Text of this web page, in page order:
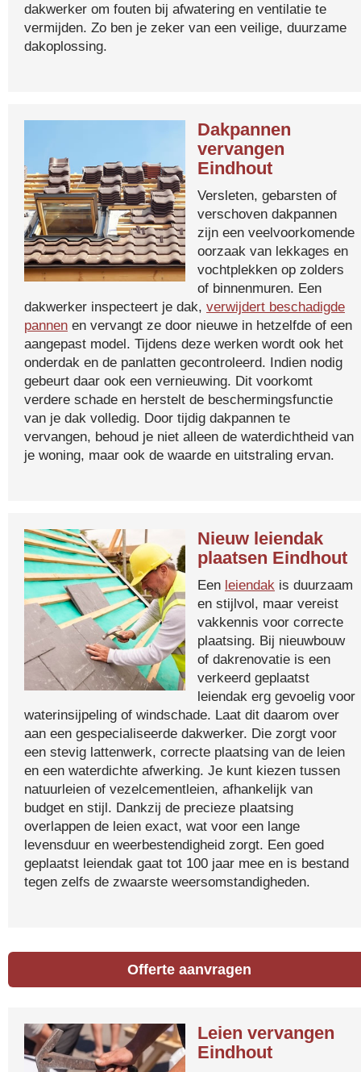
dakwerker om fouten bij afwatering en ventilatie te
vermijden. Zo ben je zeker van een veilige, duurzame
dakoplossing.
Dakpannen
vervangen
Eindhout
Versleten, gebarsten of
verschoven dakpannen
zijn een veelvoorkomende
oorzaak van lekkages en
vochtplekken op zolders
of binnenmuren. Een
dakwerker inspecteert je dak, verwijdert beschadigde
pannen en vervangt ze door nieuwe in hetzelfde of een
aangepast model. Tijdens deze werken wordt ook het
onderdak en de panlatten gecontroleerd. Indien nodig
gebeurt daar ook een vernieuwing. Dit voorkomt
verdere schade en herstelt de beschermingsfunctie
van je dak volledig. Door tijdig dakpannen te
vervangen, behoud je niet alleen de waterdichtheid van
je woning, maar ook de waarde en uitstraling ervan.
Nieuw leiendak
plaatsen Eindhout
Een leiendak is duurzaam
en stijlvol, maar vereist
vakkennis voor correcte
plaatsing. Bij nieuwbouw
of dakrenovatie is een
verkeerd geplaatst
leiendak erg gevoelig voor
waterinsijpeling of windschade. Laat dit daarom over
aan een gespecialiseerde dakwerker. Die zorgt voor
een stevig lattenwerk, correcte plaatsing van de leien
en een waterdichte afwerking. Je kunt kiezen tussen
natuurleien of vezelcementleien, afhankelijk van
budget en stijl. Dankzij de precieze plaatsing
overlappen de leien exact, wat voor een lange
levensduur en weerbestendigheid zorgt. Een goed
geplaatst leiendak gaat tot 100 jaar mee en is bestand
tegen zelfs de zwaarste weersomstandigheden.
Offerte aanvragen
Leien vervangen
Eindhout